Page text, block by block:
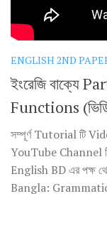
ENGLISH 2ND
ইংরেজি বাক্যে
Functions
সম্পূর্ণ Tutorial টি
YouTube Channel
English BD এর পক্ষ
Bangla: